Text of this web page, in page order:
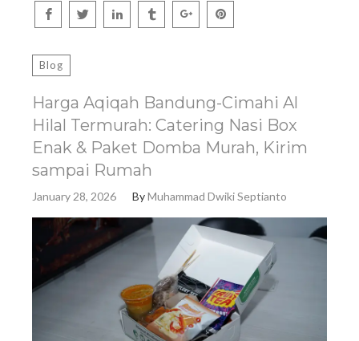
Blog
Harga Aqiqah Bandung-Cimahi Al
Hilal Termurah: Catering Nasi Box
Enak & Paket Domba Murah, Kirim
sampai Rumah
January 28, 2026 ByMuhammad Dwiki Septianto